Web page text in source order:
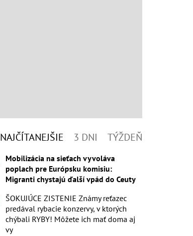
NAJČÍTANEJŠIE 3 DNI TÝŽDEŇ
Mobilizácia na sieťach vyvoláva
poplach pre Európsku komisiu:
Migranti chystajú ďalší vpád do Ceuty
ŠOKUJÚCE ZISTENIE Známy reťazec
predával rybacie konzervy, v ktorých
chýbali RYBY! Môžete ich mať doma aj
vy